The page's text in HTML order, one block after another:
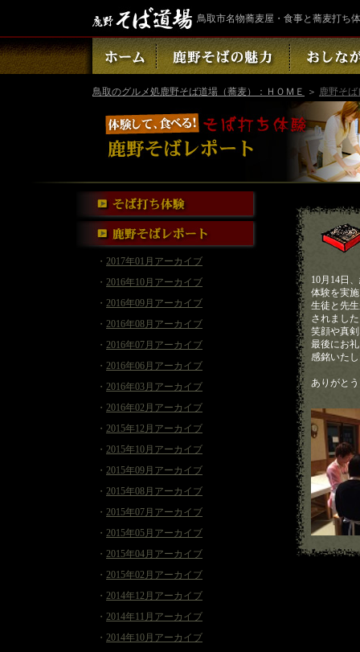
鳥取市名物蕎麦屋・食事と蕎麦打ち
鳥取のグルメ処鹿野そば道場（蕎麦）：ＨＯＭＥ ＞ 鹿野そ
・ 2017年01月アーカイブ
・ 2016年10月アーカイブ
・ 2016年09月アーカイブ
・ 2016年08月アーカイブ
・ 2016年07月アーカイブ
・ 2016年06月アーカイブ
・ 2016年03月アーカイブ
・ 2016年02月アーカイブ
・ 2015年12月アーカイブ
・ 2015年10月アーカイブ
・ 2015年09月アーカイブ
・ 2015年08月アーカイブ
・ 2015年07月アーカイブ
・ 2015年05月アーカイブ
・ 2015年04月アーカイブ
・ 2015年02月アーカイブ
・ 2014年12月アーカイブ
・ 2014年11月アーカイブ
・ 2014年10月アーカイブ
10月14日
体験を実
生徒と先
されまし
笑顔や真
最後にお
感銘いた
ありがと